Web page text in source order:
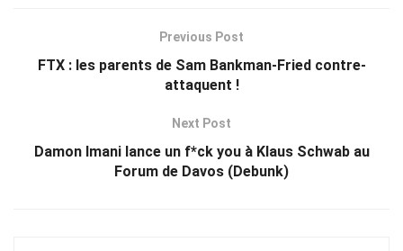
Previous Post
FTX : les parents de Sam Bankman-Fried contre-
attaquent !
Next Post
Damon Imani lance un f*ck you à Klaus Schwab au
Forum de Davos (Debunk)